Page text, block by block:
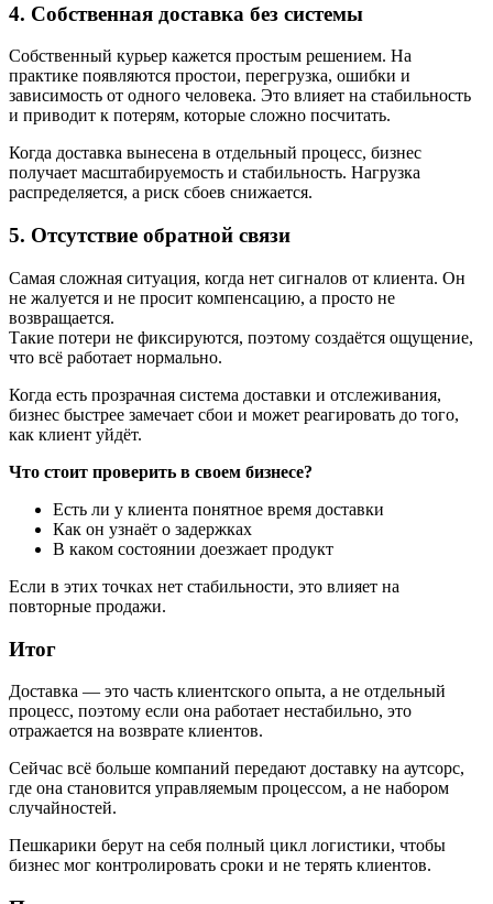
4. Собственная доставка без системы
Собственный курьер кажется простым решением. На
практике появляются простои, перегрузка, ошибки и
зависимость от одного человека. Это влияет на стабильность
и приводит к потерям, которые сложно посчитать.
Когда доставка вынесена в отдельный процесс, бизнес
получает масштабируемость и стабильность. Нагрузка
распределяется, а риск сбоев снижается.
5. Отсутствие обратной связи
Самая сложная ситуация, когда нет сигналов от клиента. Он
не жалуется и не просит компенсацию, а просто не
возвращается.
Такие потери не фиксируются, поэтому создаётся ощущение,
что всё работает нормально.
Когда есть прозрачная система доставки и отслеживания,
бизнес быстрее замечает сбои и может реагировать до того,
как клиент уйдёт.
Что стоит проверить в своем бизнесе?
Есть ли у клиента понятное время доставки
Как он узнаёт о задержках
В каком состоянии доезжает продукт
Если в этих точках нет стабильности, это влияет на
повторные продажи.
Итог
Доставка — это часть клиентского опыта, а не отдельный
процесс, поэтому если она работает нестабильно, это
отражается на возврате клиентов.
Сейчас всё больше компаний передают доставку на аутсорс,
где она становится управляемым процессом, а не набором
случайностей.
Пешкарики берут на себя полный цикл логистики, чтобы
бизнес мог контролировать сроки и не терять клиентов.